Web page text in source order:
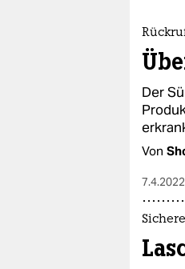
abo
epaper
Der
Von
7.4.2022